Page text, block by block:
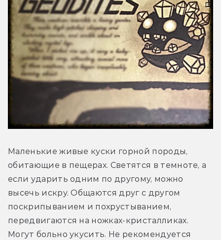
Маленькие живые куски горной породы,
обитающие в пещерах. Светятся в темноте, а
если ударить одним по другому, можно
высечь искру. Общаются друг с другом
поскрипыванием и похрустыванием,
передвигаются на ножках-кристалликах.
Могут больно укусить. Не рекомендуется